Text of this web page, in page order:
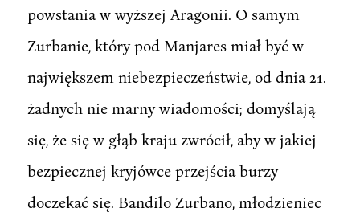
powstania w wyższej Aragonii. O samym
Zurbanie, który pod Manjares miał być w
największem niebezpieczeństwie, od dnia 21.
żadnych nie marny wiadomości; domyślają
się, że się w głąb kraju zwrócił, aby w jakiej
bezpiecznej kryjówce przejścia burzy
doczekać się. Bandilo Zurbano, młodzieniec